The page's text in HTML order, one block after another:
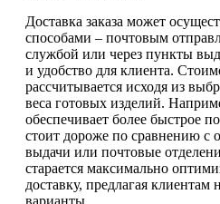
Доставка заказа может
способами – почтовым
службой или через пункты
и удобство для клиента.
рассчитывается исходя из
веса готовых изделий.
обеспечивает более быстрое
стоит дороже по сравнению с
выдачи или почтовые
старается максимально
доставку, предлагая